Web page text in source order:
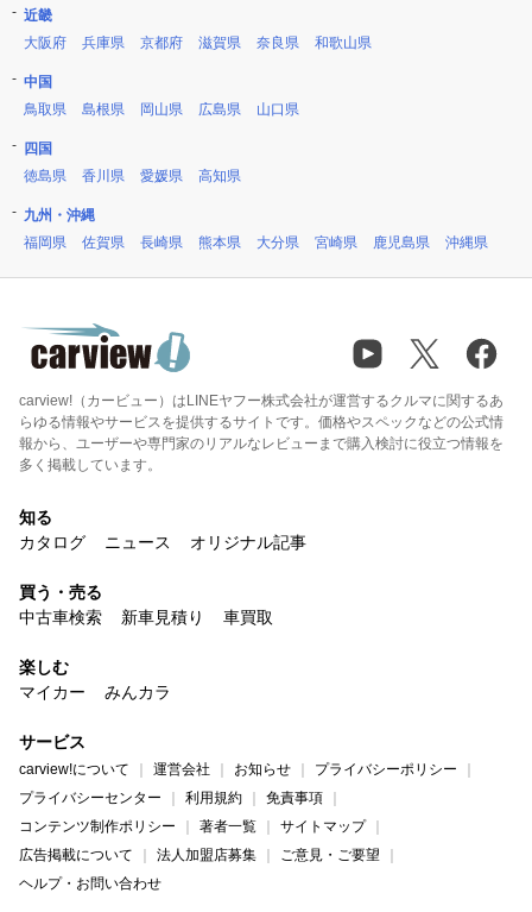
近畿
大阪府
兵庫県 京都府 滋賀県 奈良県 和歌山県
中国
鳥取県
島根県 岡山県 広島県 山口県
四国
徳島県
香川県 愛媛県 高知県
九州・沖縄
福岡県
佐賀県 長崎県 熊本県 大分県 宮崎県 鹿児島県 沖縄県
carview!（カービュー）はLINEヤフー株式会社が運営するクルマに関するあ
らゆる情報やサービスを提供するサイトです。価格やスペックなどの公式情
報から、ユーザーや専門家のリアルなレビューまで購入検討に役立つ情報を
多く掲載しています。
知る
カタログ
ニュース オリジナル記事
買う・売る
中古車検索
新車見積り 車買取
楽しむ
マイカー
みんカラ
サービス
carview!について 運営会社 お知らせ
プライバシーポリシー
プライバシーセンター
利用規約
免責事項
コンテンツ制作ポリシー
著者一覧
サイトマップ
広告掲載について
法人加盟店募集
ご意見・ご要望
ヘルプ・お問い合わせ